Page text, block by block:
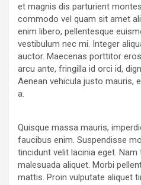
et magnis dis parturient
commodo vel quam sit amet
enim libero, pellentesque
vestibulum nec mi. Integer
auctor. Maecenas porttitor
arcu ante, fringilla id orci id,
Aenean vehicula justo mauris,
a.
Quisque massa mauris,
faucibus enim. Suspendisse
tincidunt velit lacinia eget.
malesuada aliquet. Morbi
mattis. Proin vulputate aliquet